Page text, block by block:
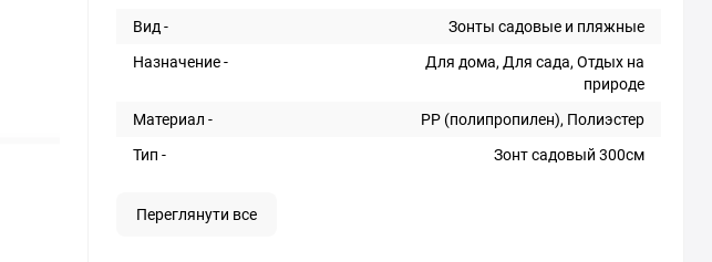
Вид -
Зонты садовые и пляжные
Назначение -
Для дома, Для сада, Отдых на
природе
Материал -
PP (полипропилен), Полиэстер
Тип -
Зонт садовый 300см
Переглянути все